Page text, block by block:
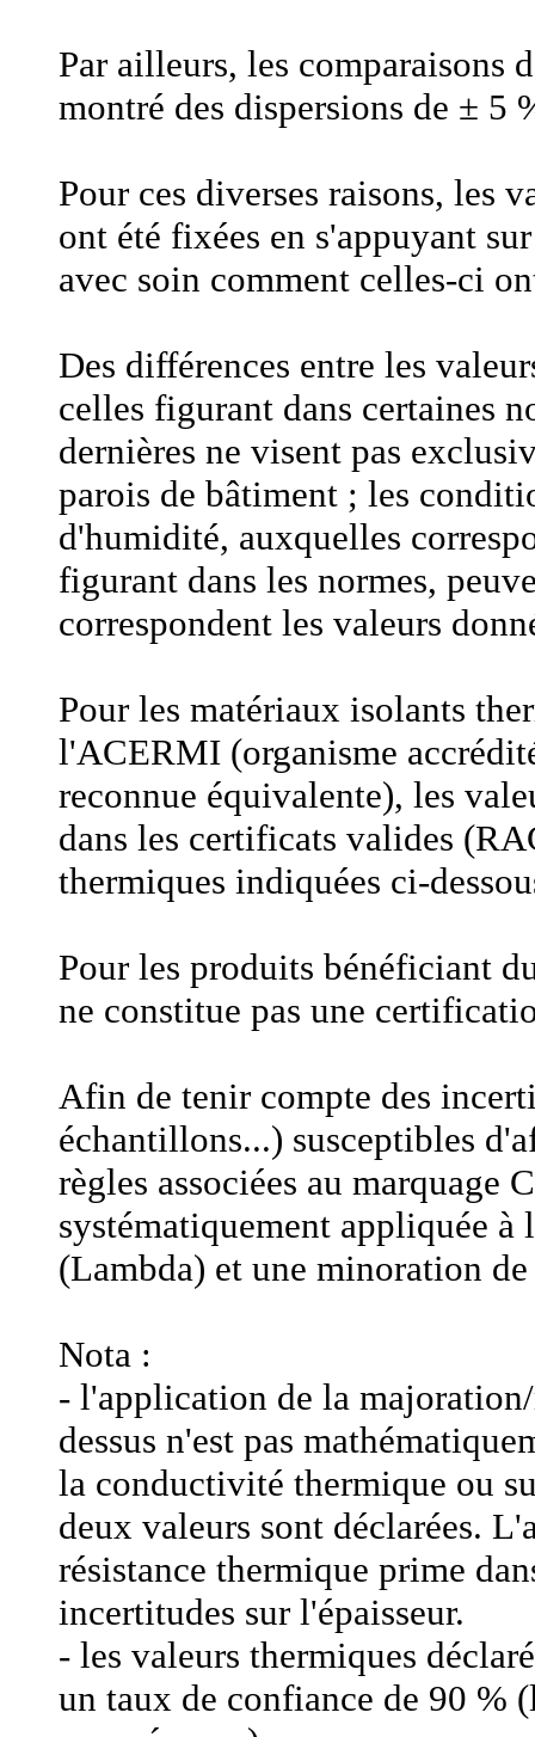
Par ailleurs, les comparaisons
montré des dispersions de ± 5
Pour ces diverses raisons, les
ont été fixées en s'appuyant
avec soin comment celles-ci
Des différences entre les
celles figurant dans certaines
dernières ne visent pas
parois de bâtiment ; les
d'humidité, auxquelles
figurant dans les normes,
correspondent les valeurs
Pour les matériaux isolants
l'ACERMI (organisme
reconnue équivalente), les
dans les certificats valides
thermiques indiquées ci-
Pour les produits bénéficiant
ne constitue pas une
Afin de tenir compte des
échantillons...) susceptibles
règles associées au marquage
systématiquement appliquée
(Lambda) et une minoration
Nota :
- l'application de la
dessus n'est pas
la conductivité thermique ou
deux valeurs sont déclarées.
résistance thermique prime
incertitudes sur l'épaisseur.
- les valeurs thermiques
un taux de confiance de 90 %